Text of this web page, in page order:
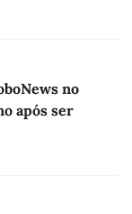
no
após ser